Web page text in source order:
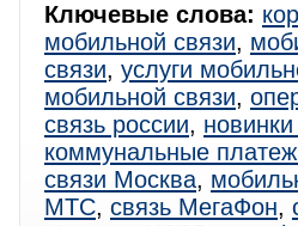
Ключевые слова:
мобильной связи,
связи, услуги
мобильной связи,
связь россии,
коммунальные
связи Москва,
МТС, связь МегаФон,